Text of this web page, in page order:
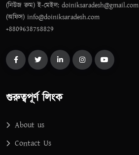
(নিউজ রুম) ই-মেইল: doiniksaradesh@gmail.com
(অফিস) info@doiniksaradesh.com
+8809638758829
গুরুত্বপূর্ণ লিংক
About us
Contact Us